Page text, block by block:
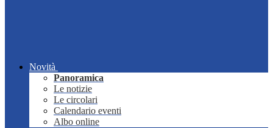
Novità
Panoramica
Le notizie
Le circolari
Calendario eventi
Albo online